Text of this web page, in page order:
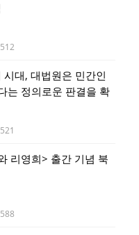
대, 대법원은 민간인
는 정의로운 판결을 확
리영희> 출간 기념 북